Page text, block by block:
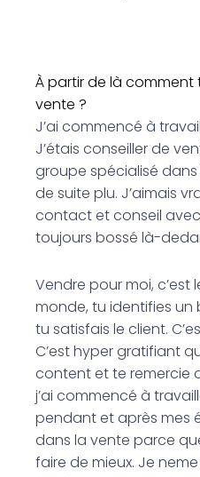
À partir de là comment
vente ?
J’ai commencé à
J’étais conseiller de
groupe spécialisé
de suite plu. J’aimais
contact et conseil avec
toujours bossé là-
Vendre pour moi, c’est
monde, tu identifies un
tu satisfais le client.
C’est hyper gratifiant
content et te remercie
j’ai commencé à
pendant et après mes
dans la vente parce
faire de mieux. Je